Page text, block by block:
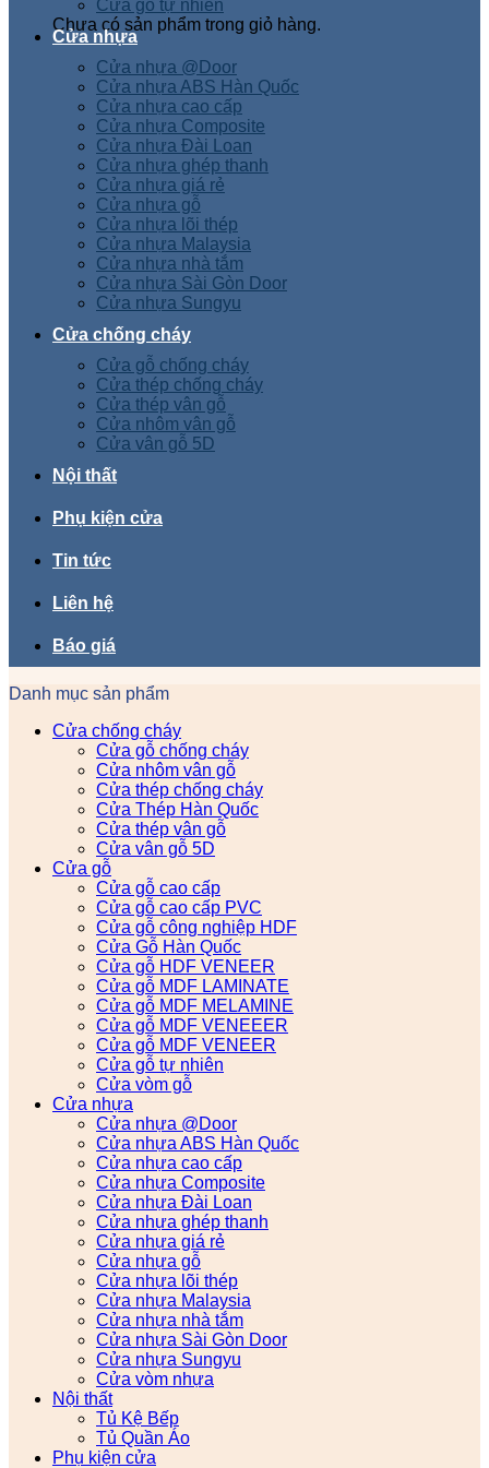
Chưa có sản phẩm trong giỏ hàng.
Cửa gỗ tự nhiên
Cửa nhựa
Cửa nhựa @Door
Cửa nhựa ABS Hàn Quốc
Cửa nhựa cao cấp
Cửa nhựa Composite
Cửa nhựa Đài Loan
Cửa nhựa ghép thanh
Cửa nhựa giá rẻ
Cửa nhựa gỗ
Cửa nhựa lõi thép
Cửa nhựa Malaysia
Cửa nhựa nhà tắm
Cửa nhựa Sài Gòn Door
Cửa nhựa Sungyu
Cửa chống cháy
Cửa gỗ chống cháy
Cửa thép chống cháy
Cửa thép vân gỗ
Cửa nhôm vân gỗ
Cửa vân gỗ 5D
Nội thất
Phụ kiện cửa
Tin tức
Liên hệ
Báo giá
Danh mục sản phẩm
Cửa chống cháy
Cửa gỗ chống cháy
Cửa nhôm vân gỗ
Cửa thép chống cháy
Cửa Thép Hàn Quốc
Cửa thép vân gỗ
Cửa vân gỗ 5D
Cửa gỗ
Cửa gỗ cao cấp
Cửa gỗ cao cấp PVC
Cửa gỗ công nghiệp HDF
Cửa Gỗ Hàn Quốc
Cửa gỗ HDF VENEER
Cửa gỗ MDF LAMINATE
Cửa gỗ MDF MELAMINE
Cửa gỗ MDF VENEEER
Cửa gỗ MDF VENEER
Cửa gỗ tự nhiên
Cửa vòm gỗ
Cửa nhựa
Cửa nhựa @Door
Cửa nhựa ABS Hàn Quốc
Cửa nhựa cao cấp
Cửa nhựa Composite
Cửa nhựa Đài Loan
Cửa nhựa ghép thanh
Cửa nhựa giá rẻ
Cửa nhựa gỗ
Cửa nhựa lõi thép
Cửa nhựa Malaysia
Cửa nhựa nhà tắm
Cửa nhựa Sài Gòn Door
Cửa nhựa Sungyu
Cửa vòm nhựa
Nội thất
Tủ Kệ Bếp
Tủ Quần Áo
Phụ kiện cửa